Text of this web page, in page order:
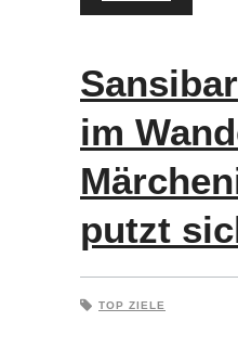
Sansibar
im
putzt
TOP ZIELE